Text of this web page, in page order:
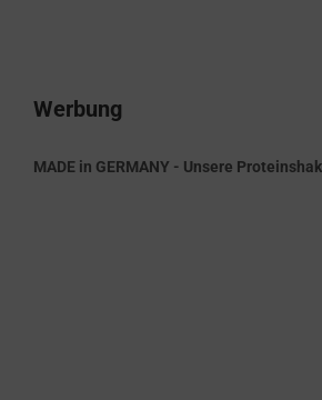
Werbung
MADE in GERMANY - Unsere